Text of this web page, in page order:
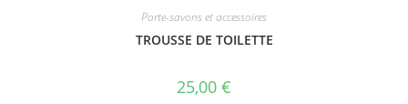
Porte-savons et accessoires
TROUSSE DE TOILETTE
25,00 €